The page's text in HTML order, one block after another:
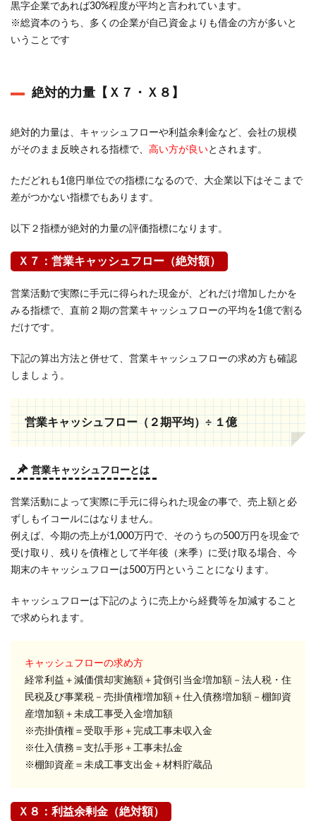
黒字企業であれば30%程度が平均と言われています。
※総資本のうち、多くの企業が自己資金よりも借金の方が多いと
いうことです
絶対的力量【Ｘ７・Ｘ８】
絶対的力量は、キャッシュフローや利益余剰金など、会社の規模
がそのまま反映される指標で、 高い方が良いとされます。
ただどれも1億円単位での指標になるので、大企業以下はそこまで
差がつかない指標でもあります。
以下２指標が絶対的力量の評価指標になります。
Ｘ７：営業キャッシュフロー（絶対額）
営業活動で実際に手元に得られた現金が、どれだけ増加したかを
みる指標で、直前２期の営業キャッシュフローの平均を1億で割る
だけです。
下記の算出方法と併せて、営業キャッシュフローの求め方も確認
しましょう。
営業キャッシュフロー（２期平均）÷ １億
営業キャッシュフローとは
営業活動によって実際に手元に得られた現金の事で、売上額と必
ずしもイコールにはなりません。
例えば、今期の売上が1,000万円で、そのうちの500万円を現金で
受け取り、残りを債権として半年後（来季）に受け取る場合、今
期末のキャッシュフローは500万円ということになります。
キャッシュフローは下記のように売上から経費等を加減すること
で求められます。
キャッシュフローの求め方
経常利益＋減価償却実施額＋貸倒引当金増加額－法人税・住
民税及び事業税－売掛債権増加額＋仕入債務増加額－棚卸資
産増加額＋未成工事受入金増加額
※売掛債権＝受取手形＋完成工事未収入金
※仕入債務＝支払手形＋工事未払金
※棚卸資産＝未成工事支出金＋材料貯蔵品
Ｘ８：利益余剰金（絶対額）